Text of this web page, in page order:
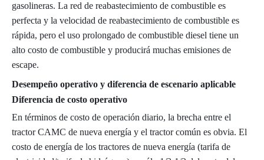
gasolineras. La red de reabastecimiento de combustible es
perfecta y la velocidad de reabastecimiento de combustible es
rápida, pero el uso prolongado de combustible diesel tiene un
alto costo de combustible y producirá muchas emisiones de
escape.
Desempeño operativo y diferencia de escenario aplicable
Diferencia de costo operativo
En términos de costo de operación diario, la brecha entre el
tractor CAMC de nueva energía y el tractor común es obvia. El
costo de energía de los tractores de nueva energía (tarifa de